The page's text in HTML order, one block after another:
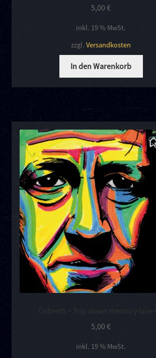
5,00€
inkl. 19 % MwSt.
zzgl.Versandkosten
In den Warenkorb
Cobretti – Trip down memory lane
5,00€
inkl. 19 % MwSt.